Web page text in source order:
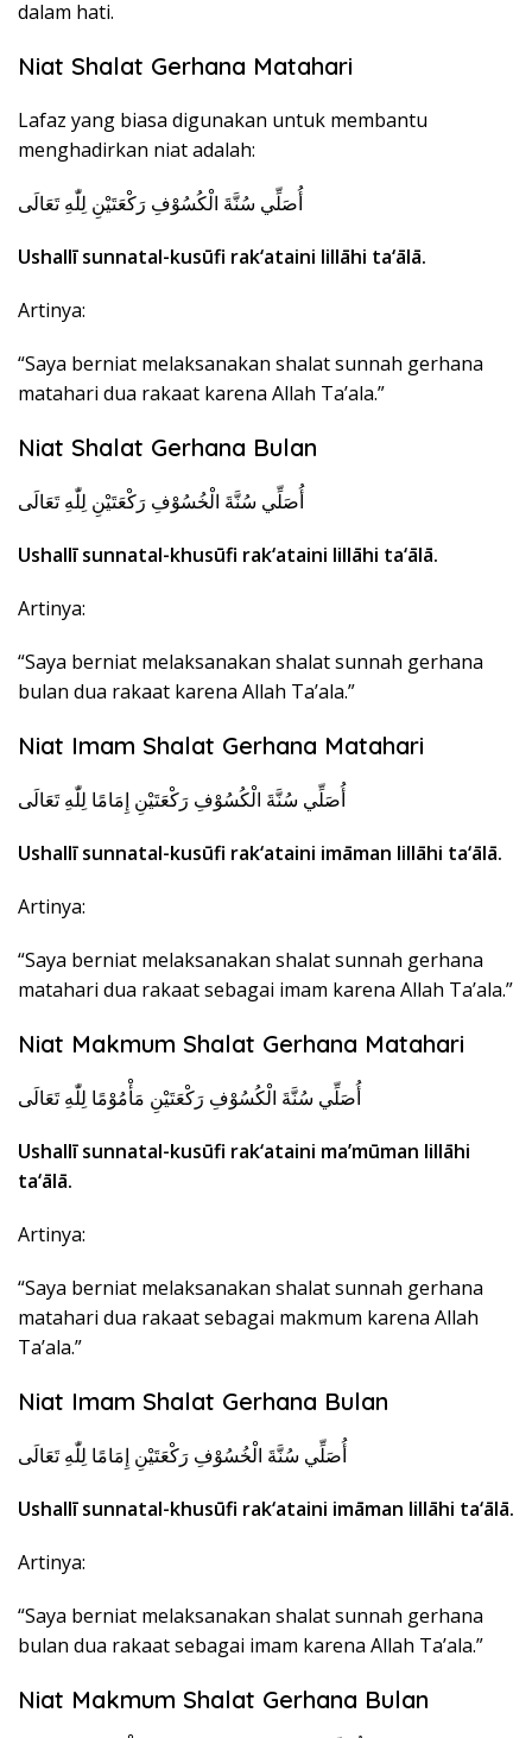
dalam hati.
Niat Shalat Gerhana Matahari
Lafaz yang biasa digunakan untuk membantu
menghadirkan niat adalah:
أُصَلِّي سُنَّةَ الْكُسُوْفِ رَكْعَتَيْنِ لِلّٰهِ تَعَالَى
Ushallī sunnatal-kusūfi rak‘ataini lillāhi ta‘ālā.
Artinya:
“Saya berniat melaksanakan shalat sunnah gerhana
matahari dua rakaat karena Allah Ta’ala.”
Niat Shalat Gerhana Bulan
أُصَلِّي سُنَّةَ الْخُسُوْفِ رَكْعَتَيْنِ لِلّٰهِ تَعَالَى
Ushallī sunnatal-khusūfi rak‘ataini lillāhi ta‘ālā.
Artinya:
“Saya berniat melaksanakan shalat sunnah gerhana
bulan dua rakaat karena Allah Ta’ala.”
Niat Imam Shalat Gerhana Matahari
أُصَلِّي سُنَّةَ الْكُسُوْفِ رَكْعَتَيْنِ إِمَامًا لِلّٰهِ تَعَالَى
Ushallī sunnatal-kusūfi rak‘ataini imāman lillāhi ta‘ālā.
Artinya:
“Saya berniat melaksanakan shalat sunnah gerhana
matahari dua rakaat sebagai imam karena Allah Ta’ala.”
Niat Makmum Shalat Gerhana Matahari
أُصَلِّي سُنَّةَ الْكُسُوْفِ رَكْعَتَيْنِ مَأْمُوْمًا لِلّٰهِ تَعَالَى
Ushallī sunnatal-kusūfi rak‘ataini ma’mūman lillāhi
ta‘ālā.
Artinya:
“Saya berniat melaksanakan shalat sunnah gerhana
matahari dua rakaat sebagai makmum karena Allah
Ta’ala.”
Niat Imam Shalat Gerhana Bulan
أُصَلِّي سُنَّةَ الْخُسُوْفِ رَكْعَتَيْنِ إِمَامًا لِلّٰهِ تَعَالَى
Ushallī sunnatal-khusūfi rak‘ataini imāman lillāhi ta‘ālā.
Artinya:
“Saya berniat melaksanakan shalat sunnah gerhana
bulan dua rakaat sebagai imam karena Allah Ta’ala.”
Niat Makmum Shalat Gerhana Bulan